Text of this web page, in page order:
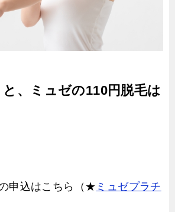
、ミュゼの110円脱毛は
申込はこちら（★ ミュゼプラチ